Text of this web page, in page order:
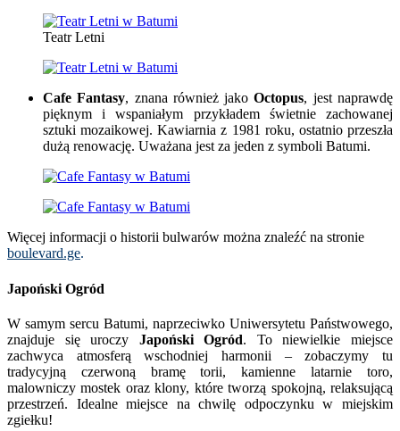
Teatr Letni
Cafe Fantasy, znana również jakoOctopus, jest naprawdę
pięknym i wspaniałym przykładem świetnie zachowanej
sztuki mozaikowej. Kawiarnia z 1981 roku, ostatnio przeszła
dużą renowację. Uważana jest za jeden z symboli Batumi.
Więcej informacji o historii bulwarów można znaleźć na stronie
boulevard.ge.
Japoński Ogród
W samym sercu Batumi, naprzeciwko Uniwersytetu Państwowego,
znajduje się uroczy Japoński Ogród. To niewielkie miejsce
zachwyca atmosferą wschodniej harmonii – zobaczymy tu
tradycyjną czerwoną bramę torii, kamienne latarnie toro,
malowniczy mostek oraz klony, które tworzą spokojną, relaksującą
przestrzeń. Idealne miejsce na chwilę odpoczynku w miejskim
zgiełku!